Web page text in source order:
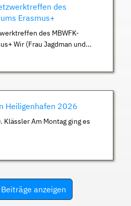
des
Erasmus+
des MBWFK-
Wir (Frau Jagdman und...
Heiligenhafen 2026
Klässler Am Montag ging es
anzeigen